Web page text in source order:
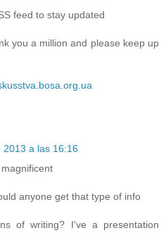
feed to stay updated
you a million and please keep up
2013 a las 16:16
anyone get that type of info
of writing? I've a presentation